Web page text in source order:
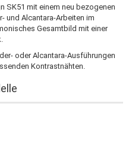
SK51 mit einem neu bezogenen
und Alcantara-Arbeiten im
Gesamtbild mit einer
oder Alcantara-Ausführungen
Kontrastnähten.